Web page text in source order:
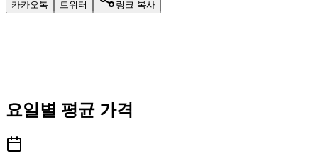
카카오톡 트위터 링크 복사
요일별 평균 가격